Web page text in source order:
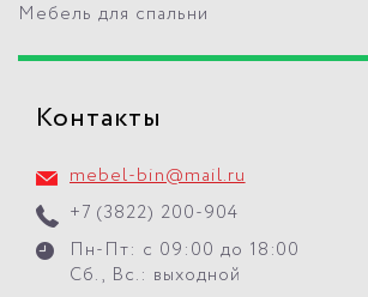
Мебель для спальни
Контакты
mebel-bin@mail.ru
+7 (3822) 200-904
Пн-Пт: с 09:00 до 18:00
Сб., Вс.: выходной